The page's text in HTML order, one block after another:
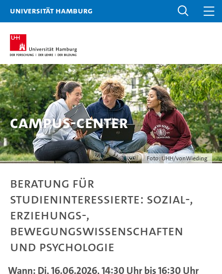
Universität Hamburg
Foto: UHH/vonWieding
Campus-Center
Beratung für
Studieninteressierte: Sozial-,
Erziehungs-,
Bewegungswissenschaften
und Psychologie
Wann: Di, 16.06.2026, 14:30 Uhr bis 16:30 Uhr